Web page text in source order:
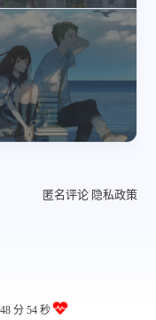
匿名评论 隐私政策
分 54 秒